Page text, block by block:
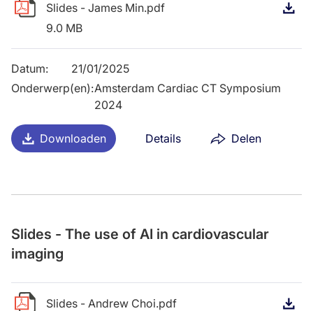
Downloaden Details Delen
Slides - James Min.pdf
9.0 MB
Datum:
21/01/2025
Onderwerp(en):Amsterdam Cardiac CT Symposium
2024
Slides - The use of AI in cardiovascular
imaging
Slides - Andrew Choi.pdf